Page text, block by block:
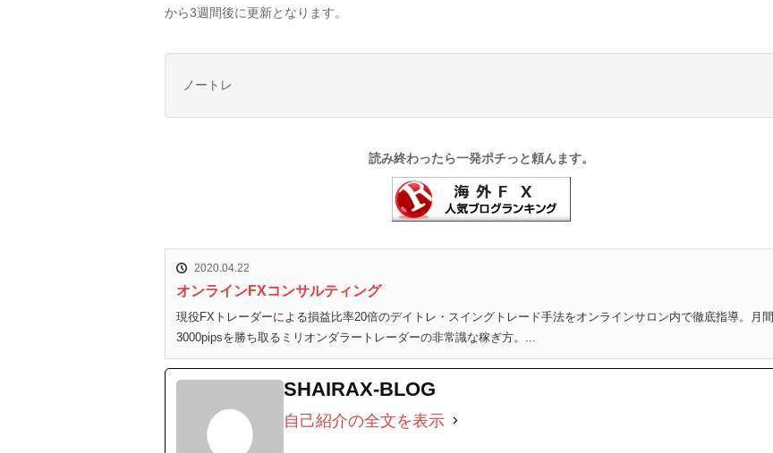
から3週間後に更新となります。
ノートレ
読み終わったら一発ポチっと頼んます。
2020.04.22
オンラインFXコンサルティング
現役FXトレーダーによる損益比率20倍のデイトレ・スイングトレード手法をオンラインサロン内で徹底指導。月間
3000pipsを勝ち取るミリオンダラートレーダーの非常識な稼ぎ方。...
SHAIRAX-BLOG
自己紹介の全文を表示